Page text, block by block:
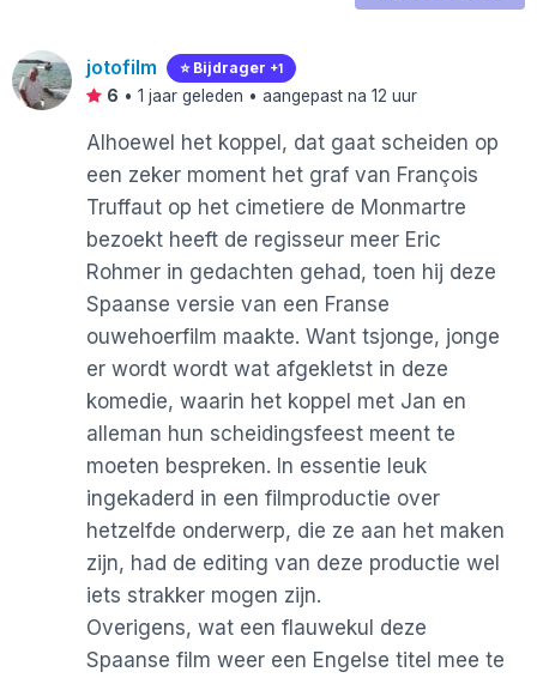
jotofilm ⭐️ Bijdrager +1
6 • 1 jaar geleden • aangepast na 12 uur
Alhoewel het koppel, dat gaat scheiden op
een zeker moment het graf van François
Truffaut op het cimetiere de Monmartre
bezoekt heeft de regisseur meer Eric
Rohmer in gedachten gehad, toen hij deze
Spaanse versie van een Franse
ouwehoerfilm maakte. Want tsjonge, jonge
er wordt wordt wat afgekletst in deze
komedie, waarin het koppel met Jan en
alleman hun scheidingsfeest meent te
moeten bespreken. In essentie leuk
ingekaderd in een filmproductie over
hetzelfde onderwerp, die ze aan het maken
zijn, had de editing van deze productie wel
iets strakker mogen zijn.
Overigens, wat een flauwekul deze
Spaanse film weer een Engelse titel mee te